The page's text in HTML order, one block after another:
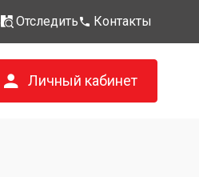
Отследить Контакты
Личный кабинет